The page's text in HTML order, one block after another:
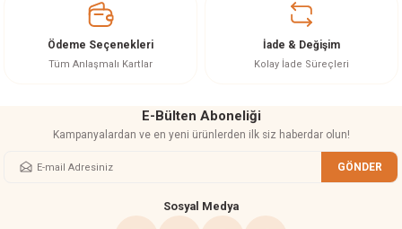
Ürün bilgilerinde hatalar bulunuyor.
Bu ürüne benzer farklı alternatifler olmalı.
Ödeme Seçenekleri
Tüm Anlaşmalı Kartlar
İade & Değişim
Kolay İade Süreçleri
E-Bülten Aboneliği
Kampanyalardan ve en yeni ürünlerden ilk siz haberdar olun!
GÖNDER
Sosyal Medya